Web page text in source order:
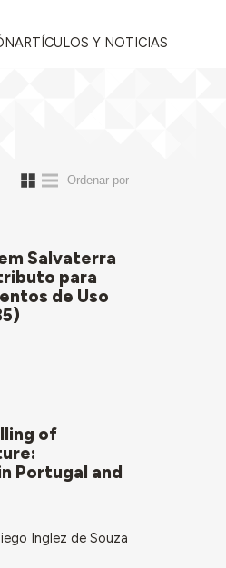
ARTÍCULOS Y NOTICIAS
Salvaterra
para
de Uso
of
Portugal and
Inglez de Souza